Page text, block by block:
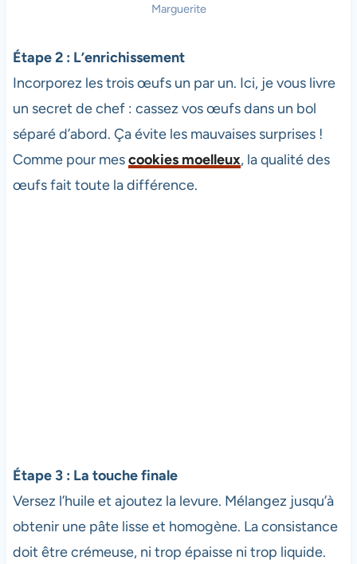
Marguerite
Étape 2 : L’enrichissement
Incorporez les trois œufs un par un. Ici, je vous livre
un secret de chef : cassez vos œufs dans un bol
séparé d’abord. Ça évite les mauvaises surprises !
Comme pour mescookies moelleux, la qualité des
œufs fait toute la différence.
Étape 3 : La touche finale
Versez l’huile et ajoutez la levure. Mélangez jusqu’à
obtenir une pâte lisse et homogène. La consistance
doit être crémeuse, ni trop épaisse ni trop liquide.